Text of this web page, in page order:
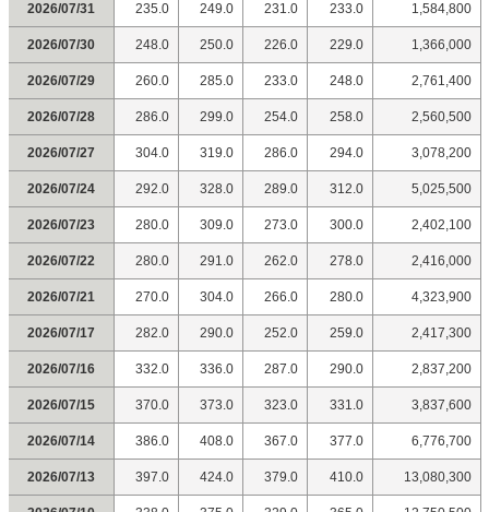
2026/07/31 235.0 249.0 231.0 233.0 1,584,800
2026/07/30 248.0 250.0 226.0 229.0 1,366,000
2026/07/29 260.0 285.0 233.0 248.0 2,761,400
2026/07/28 286.0 299.0 254.0 258.0 2,560,500
2026/07/27 304.0 319.0 286.0 294.0 3,078,200
2026/07/24 292.0 328.0 289.0 312.0 5,025,500
2026/07/23 280.0 309.0 273.0 300.0 2,402,100
2026/07/22 280.0 291.0 262.0 278.0 2,416,000
2026/07/21 270.0 304.0 266.0 280.0 4,323,900
2026/07/17 282.0 290.0 252.0 259.0 2,417,300
2026/07/16 332.0 336.0 287.0 290.0 2,837,200
2026/07/15 370.0 373.0 323.0 331.0 3,837,600
2026/07/14 386.0 408.0 367.0 377.0 6,776,700
2026/07/13 397.0 424.0 379.0 410.0 13,080,300